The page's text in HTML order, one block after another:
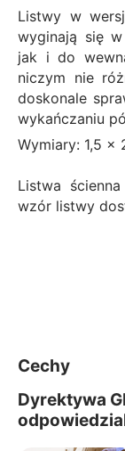
Listwy w
wyginają się
jak i do
niczym nie
doskonale
wykańczaniu
Wymiary: 1,5 x
Listwa
wzór listwy
Cechy
Dyrektywa